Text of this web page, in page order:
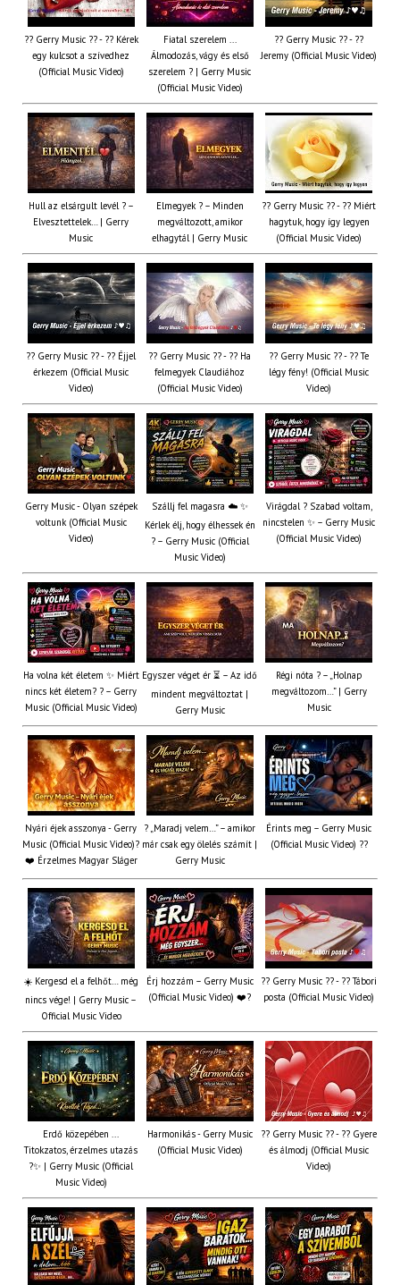
?? Gerry Music ?? - ?? Kérek
egy kulcsot a szívedhez
(Official Music Video)
Fiatal szerelem ...
Álmodozás, vágy és első
szerelem ? | Gerry Music
(Official Music Video)
?? Gerry Music ?? - ??
Jeremy (Official Music Video)
Hull az elsárgult levél ? –
Elvesztettelek… | Gerry
Music
Elmegyek ? – Minden
megváltozott, amikor
elhagytál | Gerry Music
?? Gerry Music ?? - ?? Miért
hagytuk, hogy így legyen
(Official Music Video)
?? Gerry Music ?? - ?? Éjjel
érkezem (Official Music
Video)
?? Gerry Music ?? - ?? Ha
felmegyek Claudiához
(Official Music Video)
?? Gerry Music ?? - ?? Te
légy fény! (Official Music
Video)
Gerry Music - Olyan szépek
voltunk (Official Music
Video)
Szállj fel magasra ☁️ ✨
Kérlek élj, hogy élhessek én
? – Gerry Music (Official
Music Video)
Virágdal ? Szabad voltam,
nincstelen ✨ – Gerry Music
(Official Music Video)
Ha volna két életem ✨ Miért
nincs két életem? ? – Gerry
Music (Official Music Video)
Egyszer véget ér ⏳ – Az idő
mindent megváltoztat |
Gerry Music
Régi nóta ? – „Holnap
megváltozom…” | Gerry
Music
Nyári éjek asszonya - Gerry
Music (Official Music Video)?
❤️ Érzelmes Magyar Sláger
? „Maradj velem…” – amikor
már csak egy ölelés számít |
Gerry Music
Érints meg – Gerry Music
(Official Music Video) ??
☀️ Kergesd el a felhőt… még
nincs vége! | Gerry Music –
Official Music Video
Érj hozzám – Gerry Music
(Official Music Video) ❤️?
?? Gerry Music ?? - ?? Tábori
posta (Official Music Video)
Erdő közepében ...
Titokzatos, érzelmes utazás
?✨ | Gerry Music (Official
Music Video)
Harmonikás - Gerry Music
(Official Music Video)
?? Gerry Music ?? - ?? Gyere
és álmodj (Official Music
Video)